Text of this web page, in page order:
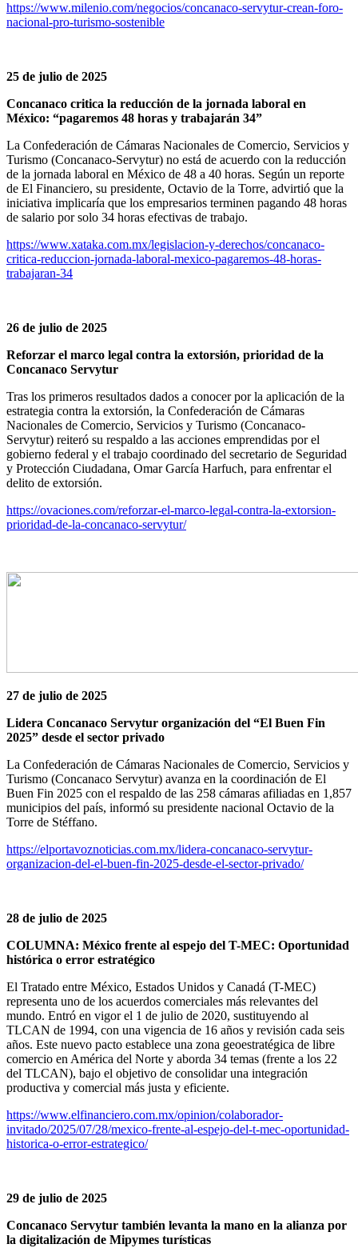
https://www.milenio.com/negocios/concanaco-servytur-crean-foro-
nacional-pro-turismo-sostenible
25 de julio de 2025
Concanaco critica la reducción de la jornada laboral en
México: “pagaremos 48 horas y trabajarán 34”
La Confederación de Cámaras Nacionales de Comercio, Servicios y
Turismo (Concanaco‑Servytur) no está de acuerdo con la reducción
de la jornada laboral en México de 48 a 40 horas. Según un reporte
de El Financiero, su presidente, Octavio de la Torre, advirtió que la
iniciativa implicaría que los empresarios terminen pagando 48 horas
de salario por solo 34 horas efectivas de trabajo.
https://www.xataka.com.mx/legislacion-y-derechos/concanaco-
critica-reduccion-jornada-laboral-mexico-pagaremos-48-horas-
trabajaran-34
26 de julio de 2025
Reforzar el marco legal contra la extorsión, prioridad de la
Concanaco Servytur
Tras los primeros resultados dados a conocer por la aplicación de la
estrategia contra la extorsión, la Confederación de Cámaras
Nacionales de Comercio, Servicios y Turismo (Concanaco-
Servytur) reiteró su respaldo a las acciones emprendidas por el
gobierno federal y el trabajo coordinado del secretario de Seguridad
y Protección Ciudadana, Omar García Harfuch, para enfrentar el
delito de extorsión.
https://ovaciones.com/reforzar-el-marco-legal-contra-la-extorsion-
prioridad-de-la-concanaco-servytur/
27 de julio de 2025
Lidera Concanaco Servytur organización del “El Buen Fin
2025” desde el sector privado
La Confederación de Cámaras Nacionales de Comercio, Servicios y
Turismo (Concanaco Servytur) avanza en la coordinación de El
Buen Fin 2025 con el respaldo de las 258 cámaras afiliadas en 1,857
municipios del país, informó su presidente nacional Octavio de la
Torre de Stéffano.
https://elportavoznoticias.com.mx/lidera-concanaco-servytur-
organizacion-del-el-buen-fin-2025-desde-el-sector-privado/
28 de julio de 2025
COLUMNA: México frente al espejo del T-MEC: Oportunidad
histórica o error estratégico
El Tratado entre México, Estados Unidos y Canadá (T-MEC)
representa uno de los acuerdos comerciales más relevantes del
mundo. Entró en vigor el 1 de julio de 2020, sustituyendo al
TLCAN de 1994, con una vigencia de 16 años y revisión cada seis
años. Este nuevo pacto establece una zona geoestratégica de libre
comercio en América del Norte y aborda 34 temas (frente a los 22
del TLCAN), bajo el objetivo de consolidar una integración
productiva y comercial más justa y eficiente.
https://www.elfinanciero.com.mx/opinion/colaborador-
invitado/2025/07/28/mexico-frente-al-espejo-del-t-mec-oportunidad-
historica-o-error-estrategico/
29 de julio de 2025
Concanaco Servytur también levanta la mano en la alianza por
la digitalización de Mipymes turísticas